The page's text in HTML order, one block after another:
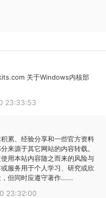
关于Windows内核部
23:33:53
累、经验分享和一些官方资料
来源于其它网站的内容转载。
用本站内容随之而来的风险与
服务用于个人学习、研究或欣
但同时应遵守著作......
23:32:00